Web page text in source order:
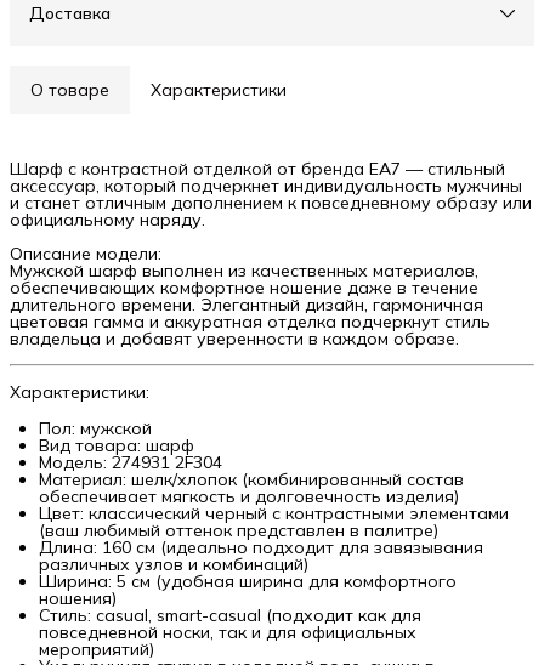
Доставка
О товаре Характеристики
Шарф с контрастной отделкой от бренда EA7 — стильный
аксессуар, который подчеркнет индивидуальность мужчины
и станет отличным дополнением к повседневному образу или
официальному наряду.
Описание модели:
Мужской шарф выполнен из качественных материалов,
обеспечивающих комфортное ношение даже в течение
длительного времени. Элегантный дизайн, гармоничная
цветовая гамма и аккуратная отделка подчеркнут стиль
владельца и добавят уверенности в каждом образе.
Характеристики:
Пол: мужской
Вид товара: шарф
Модель: 274931 2F304
Материал: шелк/хлопок (комбинированный состав
обеспечивает мягкость и долговечность изделия)
Цвет: классический черный с контрастными элементами
(ваш любимый оттенок представлен в палитре)
Длина: 160 см (идеально подходит для завязывания
различных узлов и комбинаций)
Ширина: 5 см (удобная ширина для комфортного
ношения)
Стиль: casual, smart-casual (подходит как для
повседневной носки, так и для официальных
мероприятий)